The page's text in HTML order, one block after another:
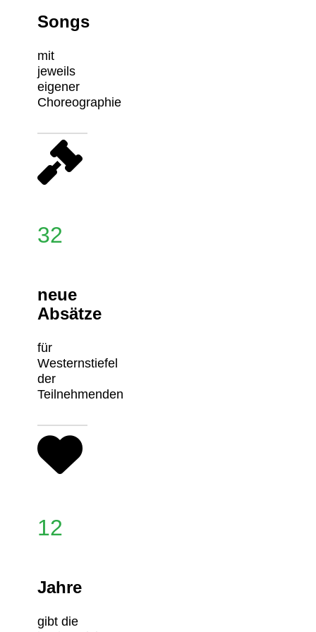
Songs
mit
jeweils
eigener
Choreographie
32
neue
Absätze
für
Westernstiefel
der
Teilnehmenden
12
Jahre
gibt die